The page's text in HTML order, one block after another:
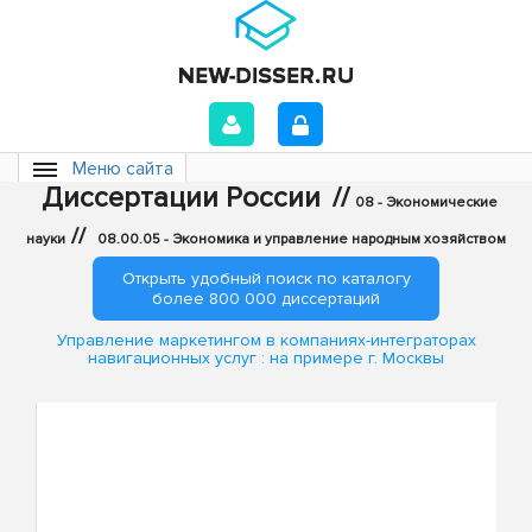
Меню сайта
Диссертации России // 08 - Экономические
науки // 08.00.05 - Экономика и управление народным хозяйством
Открыть удобный поиск по каталогу
более 800 000 диссертаций
Управление маркетингом в компаниях-интеграторах
навигационных услуг : на примере г. Москвы